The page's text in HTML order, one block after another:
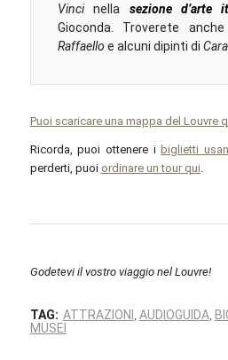
Vincinella sezione d’arte
Gioconda. Troverete
Raffaello e alcuni dipinti di
Puoi scaricare una mappa del Louvre
Ricorda, puoi ottenere i biglietti
perderti, puoi ordinare un tour qui
Godetevi il vostro viaggio nel Louvre!
TAG: ATTRAZIONI AUDIOGUIDA,
MUSEI